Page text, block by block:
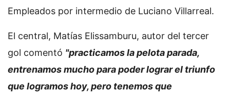
Empleados por intermedio de Luciano Villarreal.
El central, Matías Elissamburu, autor del tercer
gol comentó "practicamos la pelota parada,
entrenamos mucho para poder lograr el triunfo
que logramos hoy, pero tenemos que